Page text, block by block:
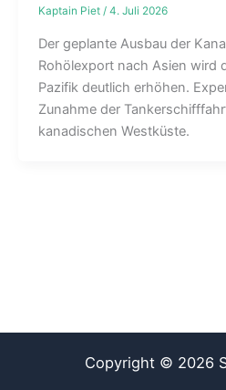
Kaptain Piet / 4. Juli 2026
Der geplante Ausbau der
Rohölexport nach Asien wird
Pazifik deutlich erhöhen.
Zunahme der
kanadischen Westküste.
Copyright © 2026